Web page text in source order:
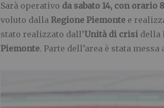
Sarà operativo da sabato 14, con
voluto dalla Regione Piemonte e
stato realizzato dall’Unità di crisi della
Piemonte. Parte dell’area è stata